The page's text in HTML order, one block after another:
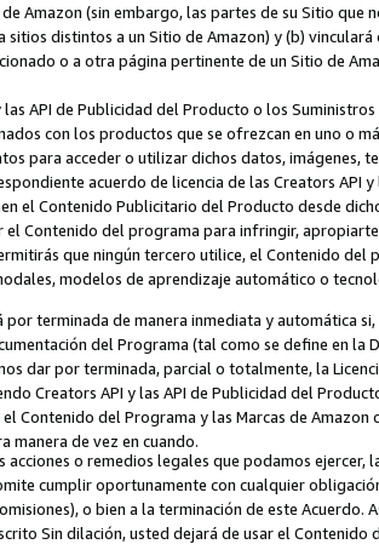
Amazon (sin embargo, las partes de su Sitio
sitios distintos a un Sitio de Amazon) y (b)
o a otra página pertinente de un Sitio de
las API de Publicidad del Producto o los
con los productos que se ofrezcan en uno o
para acceder o utilizar dichos datos,
acuerdo de licencia de las Creators API
el Contenido Publicitario del Producto desde
el Contenido del programa para infringir,
que ningún tercero utilice, el Contenido
modelos de aprendizaje automático o
por terminada de manera inmediata y automática
del Programa (tal como se define en la
dar por terminada, parcial o totalmente, la
Creators API y las API de Publicidad del
Contenido del Programa y las Marcas de
manera de vez en cuando.
acciones o remedios legales que podamos
cumplir oportunamente con cualquier
o bien a la terminación de este
Sin dilación, usted dejará de usar el